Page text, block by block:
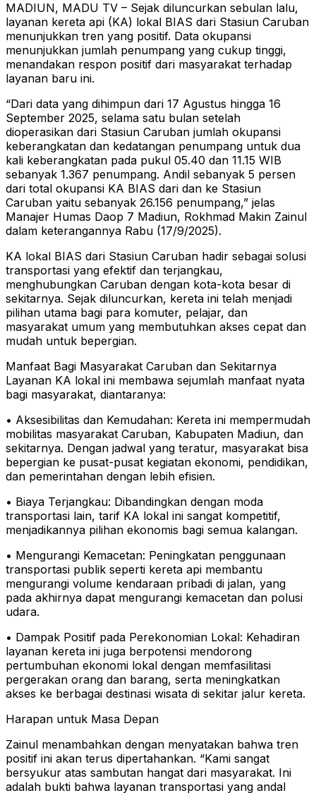
MADIUN, MADU TV – Sejak diluncurkan sebulan lalu,
layanan kereta api (KA) lokal BIAS dari Stasiun Caruban
menunjukkan tren yang positif. Data okupansi
menunjukkan jumlah penumpang yang cukup tinggi,
menandakan respon positif dari masyarakat terhadap
layanan baru ini.
“Dari data yang dihimpun dari 17 Agustus hingga 16
September 2025, selama satu bulan setelah
dioperasikan dari Stasiun Caruban jumlah okupansi
keberangkatan dan kedatangan penumpang untuk dua
kali keberangkatan pada pukul 05.40 dan 11.15 WIB
sebanyak 1.367 penumpang. Andil sebanyak 5 persen
dari total okupansi KA BIAS dari dan ke Stasiun
Caruban yaitu sebanyak 26.156 penumpang,” jelas
Manajer Humas Daop 7 Madiun, Rokhmad Makin Zainul
dalam keterangannya Rabu (17/9/2025).
KA lokal BIAS dari Stasiun Caruban hadir sebagai solusi
transportasi yang efektif dan terjangkau,
menghubungkan Caruban dengan kota-kota besar di
sekitarnya. Sejak diluncurkan, kereta ini telah menjadi
pilihan utama bagi para komuter, pelajar, dan
masyarakat umum yang membutuhkan akses cepat dan
mudah untuk bepergian.
Manfaat Bagi Masyarakat Caruban dan Sekitarnya
Layanan KA lokal ini membawa sejumlah manfaat nyata
bagi masyarakat, diantaranya:
• Aksesibilitas dan Kemudahan: Kereta ini mempermudah
mobilitas masyarakat Caruban, Kabupaten Madiun, dan
sekitarnya. Dengan jadwal yang teratur, masyarakat bisa
bepergian ke pusat-pusat kegiatan ekonomi, pendidikan,
dan pemerintahan dengan lebih efisien.
• Biaya Terjangkau: Dibandingkan dengan moda
transportasi lain, tarif KA lokal ini sangat kompetitif,
menjadikannya pilihan ekonomis bagi semua kalangan.
• Mengurangi Kemacetan: Peningkatan penggunaan
transportasi publik seperti kereta api membantu
mengurangi volume kendaraan pribadi di jalan, yang
pada akhirnya dapat mengurangi kemacetan dan polusi
udara.
• Dampak Positif pada Perekonomian Lokal: Kehadiran
layanan kereta ini juga berpotensi mendorong
pertumbuhan ekonomi lokal dengan memfasilitasi
pergerakan orang dan barang, serta meningkatkan
akses ke berbagai destinasi wisata di sekitar jalur kereta.
Harapan untuk Masa Depan
Zainul menambahkan dengan menyatakan bahwa tren
positif ini akan terus dipertahankan. “Kami sangat
bersyukur atas sambutan hangat dari masyarakat. Ini
adalah bukti bahwa layanan transportasi yang andal